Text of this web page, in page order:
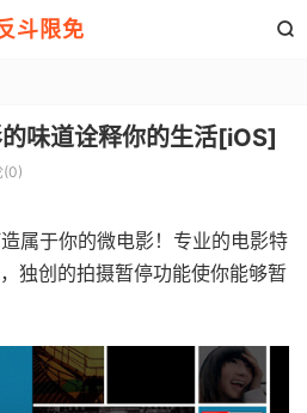
斗限免 
味道诠释你的生活[iOS]
(0)
属于你的微电影！专业的电影特
独创的拍摄暂停功能使你能够暂